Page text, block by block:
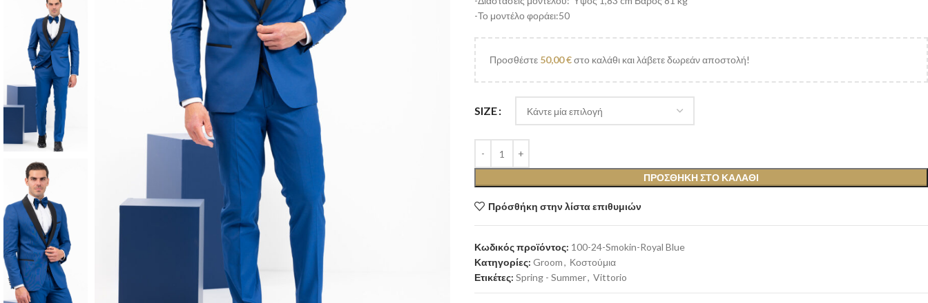
-Το μοντέλο φοράει:50
Προσθέστε 50,00€στο καλάθι και λάβετε δωρεάν αποστολή!
SIZE
ΠΡΟΣΘΉΚΗ ΣΤΟ ΚΑΛΆΘΙ
Πρόσθήκη στην λίστα επιθυμιών
Κωδικός προϊόντος: 100-24-Smokin-Royal Blue
Κατηγορίες: Groom, Κοστούμια
Ετικέτες: Spring - Summer, Vittorio